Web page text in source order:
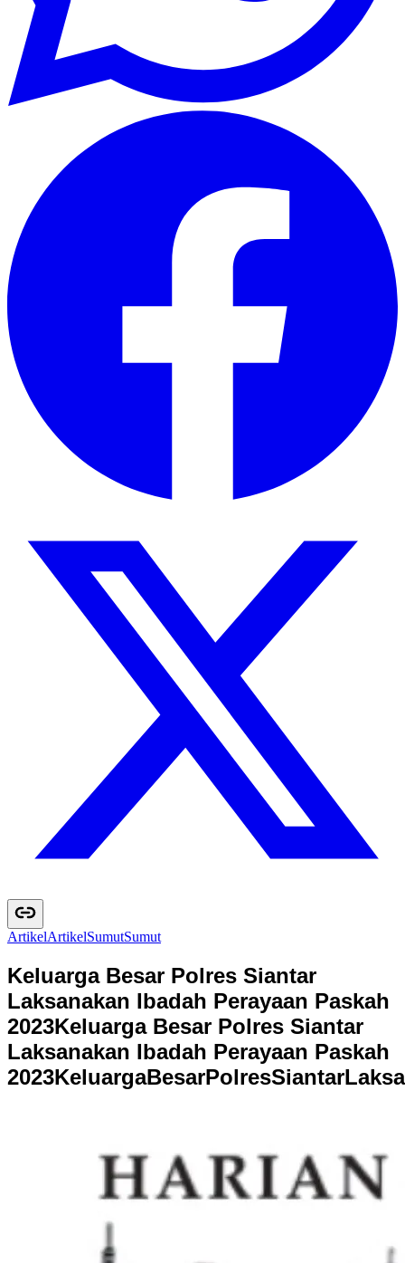
ArtikelArtikelSumutSumut
Keluarga Besar Polres Siantar
Laksanakan Ibadah Perayaan Paskah
2023Keluarga Besar Polres Siantar
Laksanakan Ibadah Perayaan Paskah
2023KeluargaBesarPolresSiantarLaksa